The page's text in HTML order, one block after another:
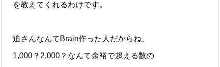
を教えてくれるわけです。
迫さんなんてBrain作った人だからね、
1,000？2,000？なんて余裕で超える数の